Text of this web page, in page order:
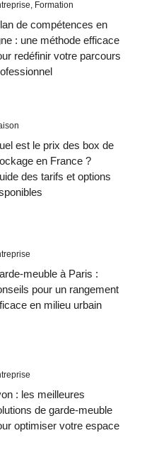
, Formation
de compétences en
: une méthode efficace
redéfinir votre parcours
est le prix des box de
en France ?
des tarifs et options
meuble à Paris :
pour un rangement
en milieu urbain
: les meilleures
de garde-meuble
optimiser votre espace